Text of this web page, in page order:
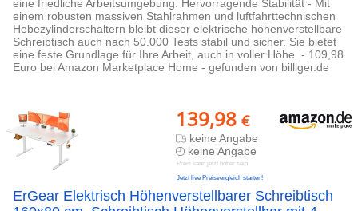
eine friedliche Arbeitsumgebung. Hervorragende Stabilität - Mit
einem robusten massiven Stahlrahmen und luftfahrttechnischen
Hebezylinderschaltern bleibt dieser elektrische höhenverstellbare
Schreibtisch auch nach 50.000 Tests stabil und sicher. Sie bietet
eine feste Grundlage für Ihre Arbeit, auch in voller Höhe. - 109,98
Euro bei Amazon Marketplace Home - gefunden von billiger.de
139,98 €
keine Angabe
keine Angabe
Preis kann jetzt höher sein
Jetzt live Preisvergleich starten!
ErGear Elektrisch Höhenverstellbarer Schreibtisch